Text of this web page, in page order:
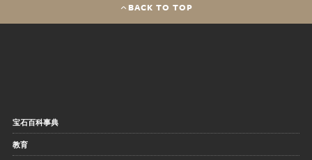
BACK TO TOP
宝石百科事典
教育